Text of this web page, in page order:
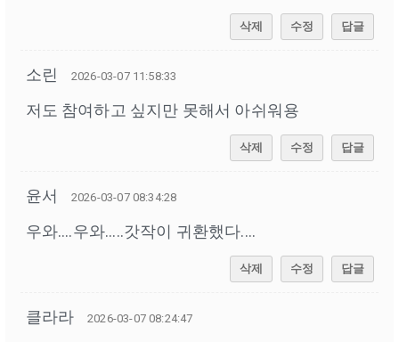
삭제 수정 답글
소린 2026-03-07 11:58:33
저도 참여하고 싶지만 못해서 아쉬워용
삭제 수정 답글
윤서 2026-03-07 08:34:28
우와....우와.....갓작이 귀환했다....
삭제 수정 답글
클라라 2026-03-07 08:24:47